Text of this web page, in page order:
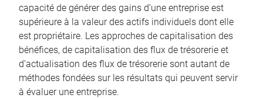
capacité de générer des gains d’une entreprise est
supérieure à la valeur des actifs individuels dont elle
est propriétaire. Les approches de capitalisation des
bénéfices, de capitalisation des flux de trésorerie et
d’actualisation des flux de trésorerie sont autant de
méthodes fondées sur les résultats qui peuvent servir
à évaluer une entreprise.